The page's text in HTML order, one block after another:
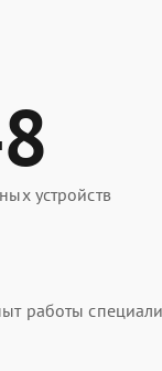
устройств
работы